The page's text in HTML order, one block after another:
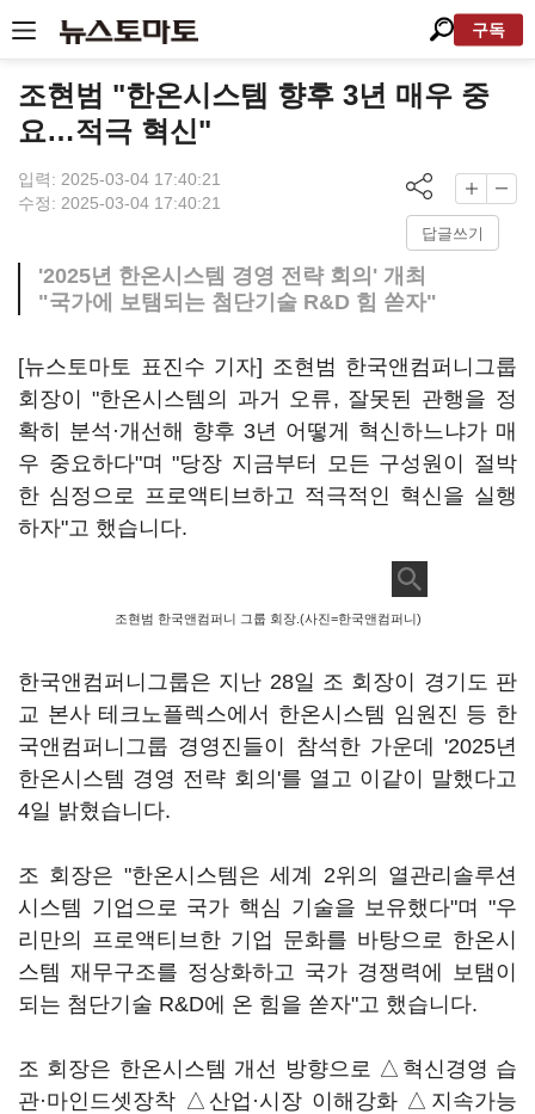
구독
조현범 "한온시스템 향후 3년 매우 중
요…적극 혁신"
입력: 2025-03-04 17:40:21
수정: 2025-03-04 17:40:21
답글쓰기
'2025년 한온시스템 경영 전략 회의' 개최
"국가에 보탬되는 첨단기술 R&D 힘 쏟자"
[뉴스토마토 표진수 기자] 조현범 한국앤컴퍼니그룹
회장이 "한온시스템의 과거 오류, 잘못된 관행을 정
확히 분석·개선해 향후 3년 어떻게 혁신하느냐가 매
우 중요하다"며 "당장 지금부터 모든 구성원이 절박
한 심정으로 프로액티브하고 적극적인 혁신을 실행
하자"고 했습니다.
조현범 한국앤컴퍼니 그룹 회장.(사진=한국앤컴퍼니)
한국앤컴퍼니그룹은 지난 28일 조 회장이 경기도 판
교 본사 테크노플렉스에서 한온시스템 임원진 등 한
국앤컴퍼니그룹 경영진들이 참석한 가운데 '2025년
한온시스템 경영 전략 회의'를 열고 이같이 말했다고
4일 밝혔습니다.
조 회장은 "한온시스템은 세계 2위의 열관리솔루션
시스템 기업으로 국가 핵심 기술을 보유했다"며 "우
리만의 프로액티브한 기업 문화를 바탕으로 한온시
스템 재무구조를 정상화하고 국가 경쟁력에 보탬이
되는 첨단기술 R&D에 온 힘을 쏟자"고 했습니다.
조 회장은 한온시스템 개선 방향으로 △혁신경영 습
관·마인드셋장착 △산업·시장 이해강화 △지속가능